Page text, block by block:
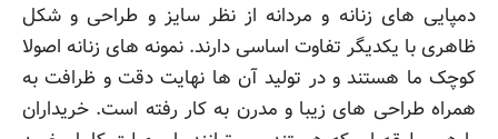
دمپایی های زنانه و مردانه از نظر سایز و طراحی و شکل
ظاهری با یکدیگر تفاوت اساسی دارند. نمونه های زنانه اصولا
کوچک ما هستند و در تولید آن ها نهایت دقت و ظرافت به
همراه طراحی های زیبا و مدرن به کار رفته است. خریداران